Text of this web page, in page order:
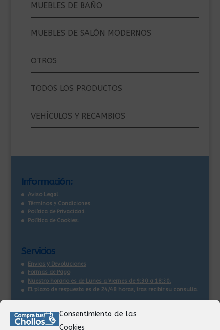
Consentimiento de las
Cookies
MUEBLES DE BAÑO
MUEBLES DE SALÓN MODERNOS
OTROS
TODOS LOS PRODUCTOS
VEHÍCULOS Y RECAMBIOS
Información:
Aviso Legal.
Términos y Condiciones.
Política de Privacidad.
Política de Cookies.
Servicios
Envios y Devoluciones
Formas de Pago
Nuestro horario es de Lunes a Viernes de 9:30 a 18:30.
El plazo de respuesta es de 24/48 horas, tras recibir su consulta.
Contacto: